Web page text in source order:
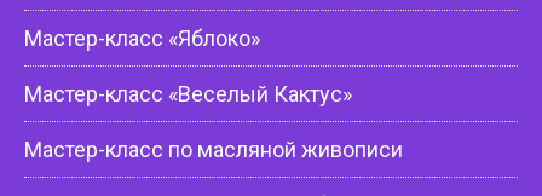
Мастер-класс «Яблоко»
Мастер-класс «Веселый Кактус»
Мастер-класс по масляной живописи